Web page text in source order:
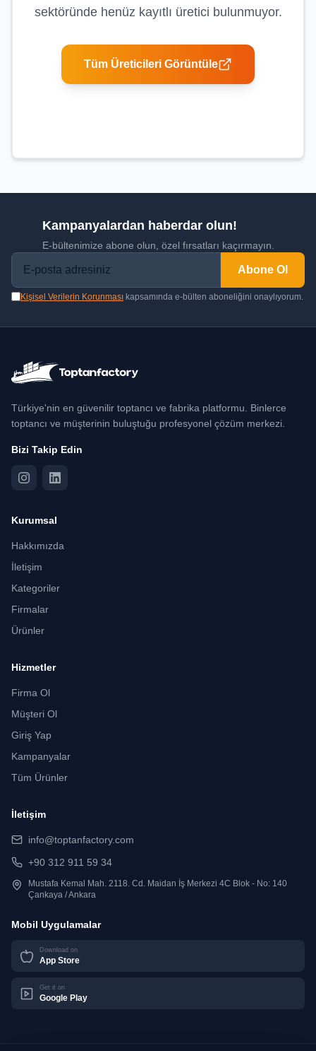
sektöründe henüz kayıtlı üretici bulunmuyor.
Tüm Üreticileri Görüntüle
Kampanyalardan haberdar olun!
E-bültenimize abone olun, özel fırsatları kaçırmayın.
Abone Ol
Kişisel Verilerin Korunması kapsamında e-bülten aboneliğini onaylıyorum.
Türkiye'nin en güvenilir toptancı ve fabrika platformu. Binlerce
toptancı ve müşterinin buluştuğu profesyonel çözüm merkezi.
Bizi Takip Edin
Kurumsal
Hakkımızda
İletişim
Kategoriler
Firmalar
Ürünler
Hizmetler
Firma Ol
Müşteri Ol
Giriş Yap
Kampanyalar
Tüm Ürünler
İletişim
info@toptanfactory.com
+90 312 911 59 34
Mustafa Kemal Mah. 2118. Cd. Maidan İş Merkezi 4C Blok - No: 140
Çankaya / Ankara
Mobil Uygulamalar
Download on
App Store
Get it on
Google Play